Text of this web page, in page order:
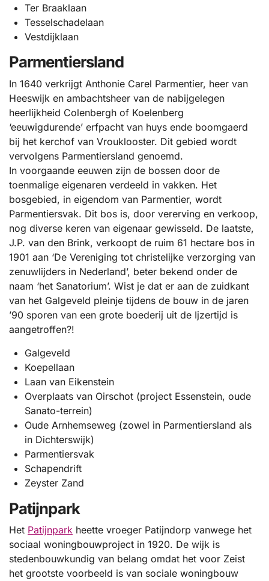
Ter Braaklaan
Tesselschadelaan
Vestdijklaan
Parmentiersland
In 1640 verkrijgt Anthonie Carel Parmentier, heer van
Heeswijk en ambachtsheer van de nabijgelegen
heerlijkheid Colenbergh of Koelenberg
‘eeuwigdurende’ erfpacht van huys ende boomgaerd
bij het kerchof van Vrouklooster. Dit gebied wordt
vervolgens Parmentiersland genoemd.
In voorgaande eeuwen zijn de bossen door de
toenmalige eigenaren verdeeld in vakken. Het
bosgebied, in eigendom van Parmentier, wordt
Parmentiersvak. Dit bos is, door vererving en verkoop,
nog diverse keren van eigenaar gewisseld. De laatste,
J.P. van den Brink, verkoopt de ruim 61 hectare bos in
1901 aan ‘De Vereniging tot christelijke verzorging van
zenuwlijders in Nederland’, beter bekend onder de
naam ‘het Sanatorium’. Wist je dat er aan de zuidkant
van het Galgeveld pleinje tijdens de bouw in de jaren
’90 sporen van een grote boederij uit de Ijzertijd is
aangetroffen?!
Galgeveld
Koepellaan
Laan van Eikenstein
Overplaats van Oirschot (project Essenstein, oude
Sanato-terrein)
Oude Arnhemseweg (zowel in Parmentiersland als
in Dichterswijk)
Parmentiersvak
Schapendrift
Zeyster Zand
Patijnpark
Het Patijnpark heette vroeger Patijndorp vanwege het
sociaal woningbouwproject in 1920. De wijk is
stedenbouwkundig van belang omdat het voor Zeist
het grootste voorbeeld is van sociale woningbouw